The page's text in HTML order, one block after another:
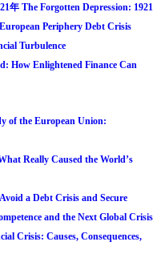
年 The Forgotten Depression: 1921
Periphery Debt Crisis
Turbulence
How Enlightened Finance Can
of the European Union:
Really Caused the World’s
a Debt Crisis and Secure
and the Next Global Crisis
Crisis: Causes, Consequences,